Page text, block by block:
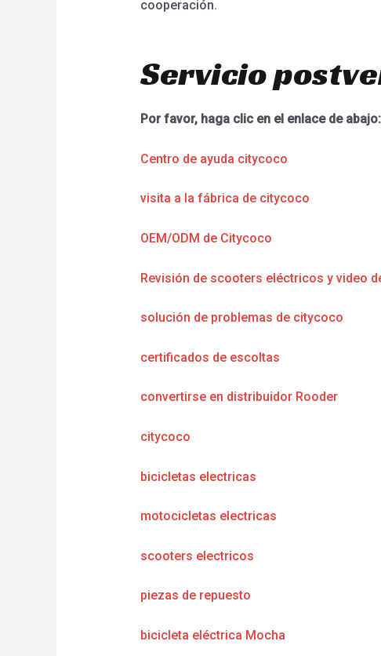
cooperación.
Servicio
Por favor, haga clic en el enlace de abajo:
Centro de ayuda citycoco
visita a la fábrica de citycoco
OEM/ODM de Citycoco
Revisión de scooters eléctricos y video
solución de problemas de citycoco
certificados de escoltas
convertirse en distribuidor Rooder
citycoco
bicicletas electricas
motocicletas electricas
scooters electricos
piezas de repuesto
bicicleta eléctrica Mocha